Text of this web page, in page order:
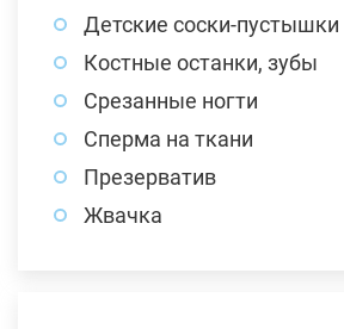
Детские соски-пустышки
Костные останки, зубы
Срезанные ногти
Сперма на ткани
Презерватив
Жвачка